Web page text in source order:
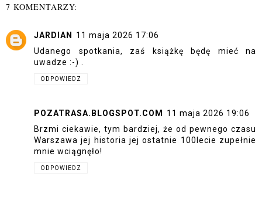
7 KOMENTARZY:
JARDIAN
11 maja 2026 17:06
Udanego spotkania, zaś książkę będę mieć na
uwadze :-) .
ODPOWIEDZ
POZATRASA.BLOGSPOT.COM
11 maja 2026 19:06
Brzmi ciekawie, tym bardziej, że od pewnego czasu
Warszawa jej historia jej ostatnie 100lecie zupełnie
mnie wciągnęło!
ODPOWIEDZ